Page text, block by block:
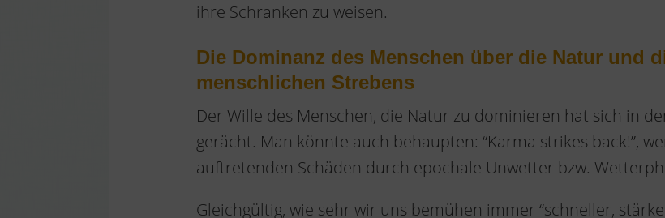
ihre Schranken zu weisen.
Die Dominanz des Menschen über die Natur und
menschlichen Strebens
Der Wille des Menschen, die Natur zu dominieren hat sich in
gerächt. Man könnte auch behaupten: “Karma strikes back!”,
auftretenden Schäden durch epochale Unwetter bzw.
Gleichgültig, wie sehr wir uns bemühen immer “schneller,